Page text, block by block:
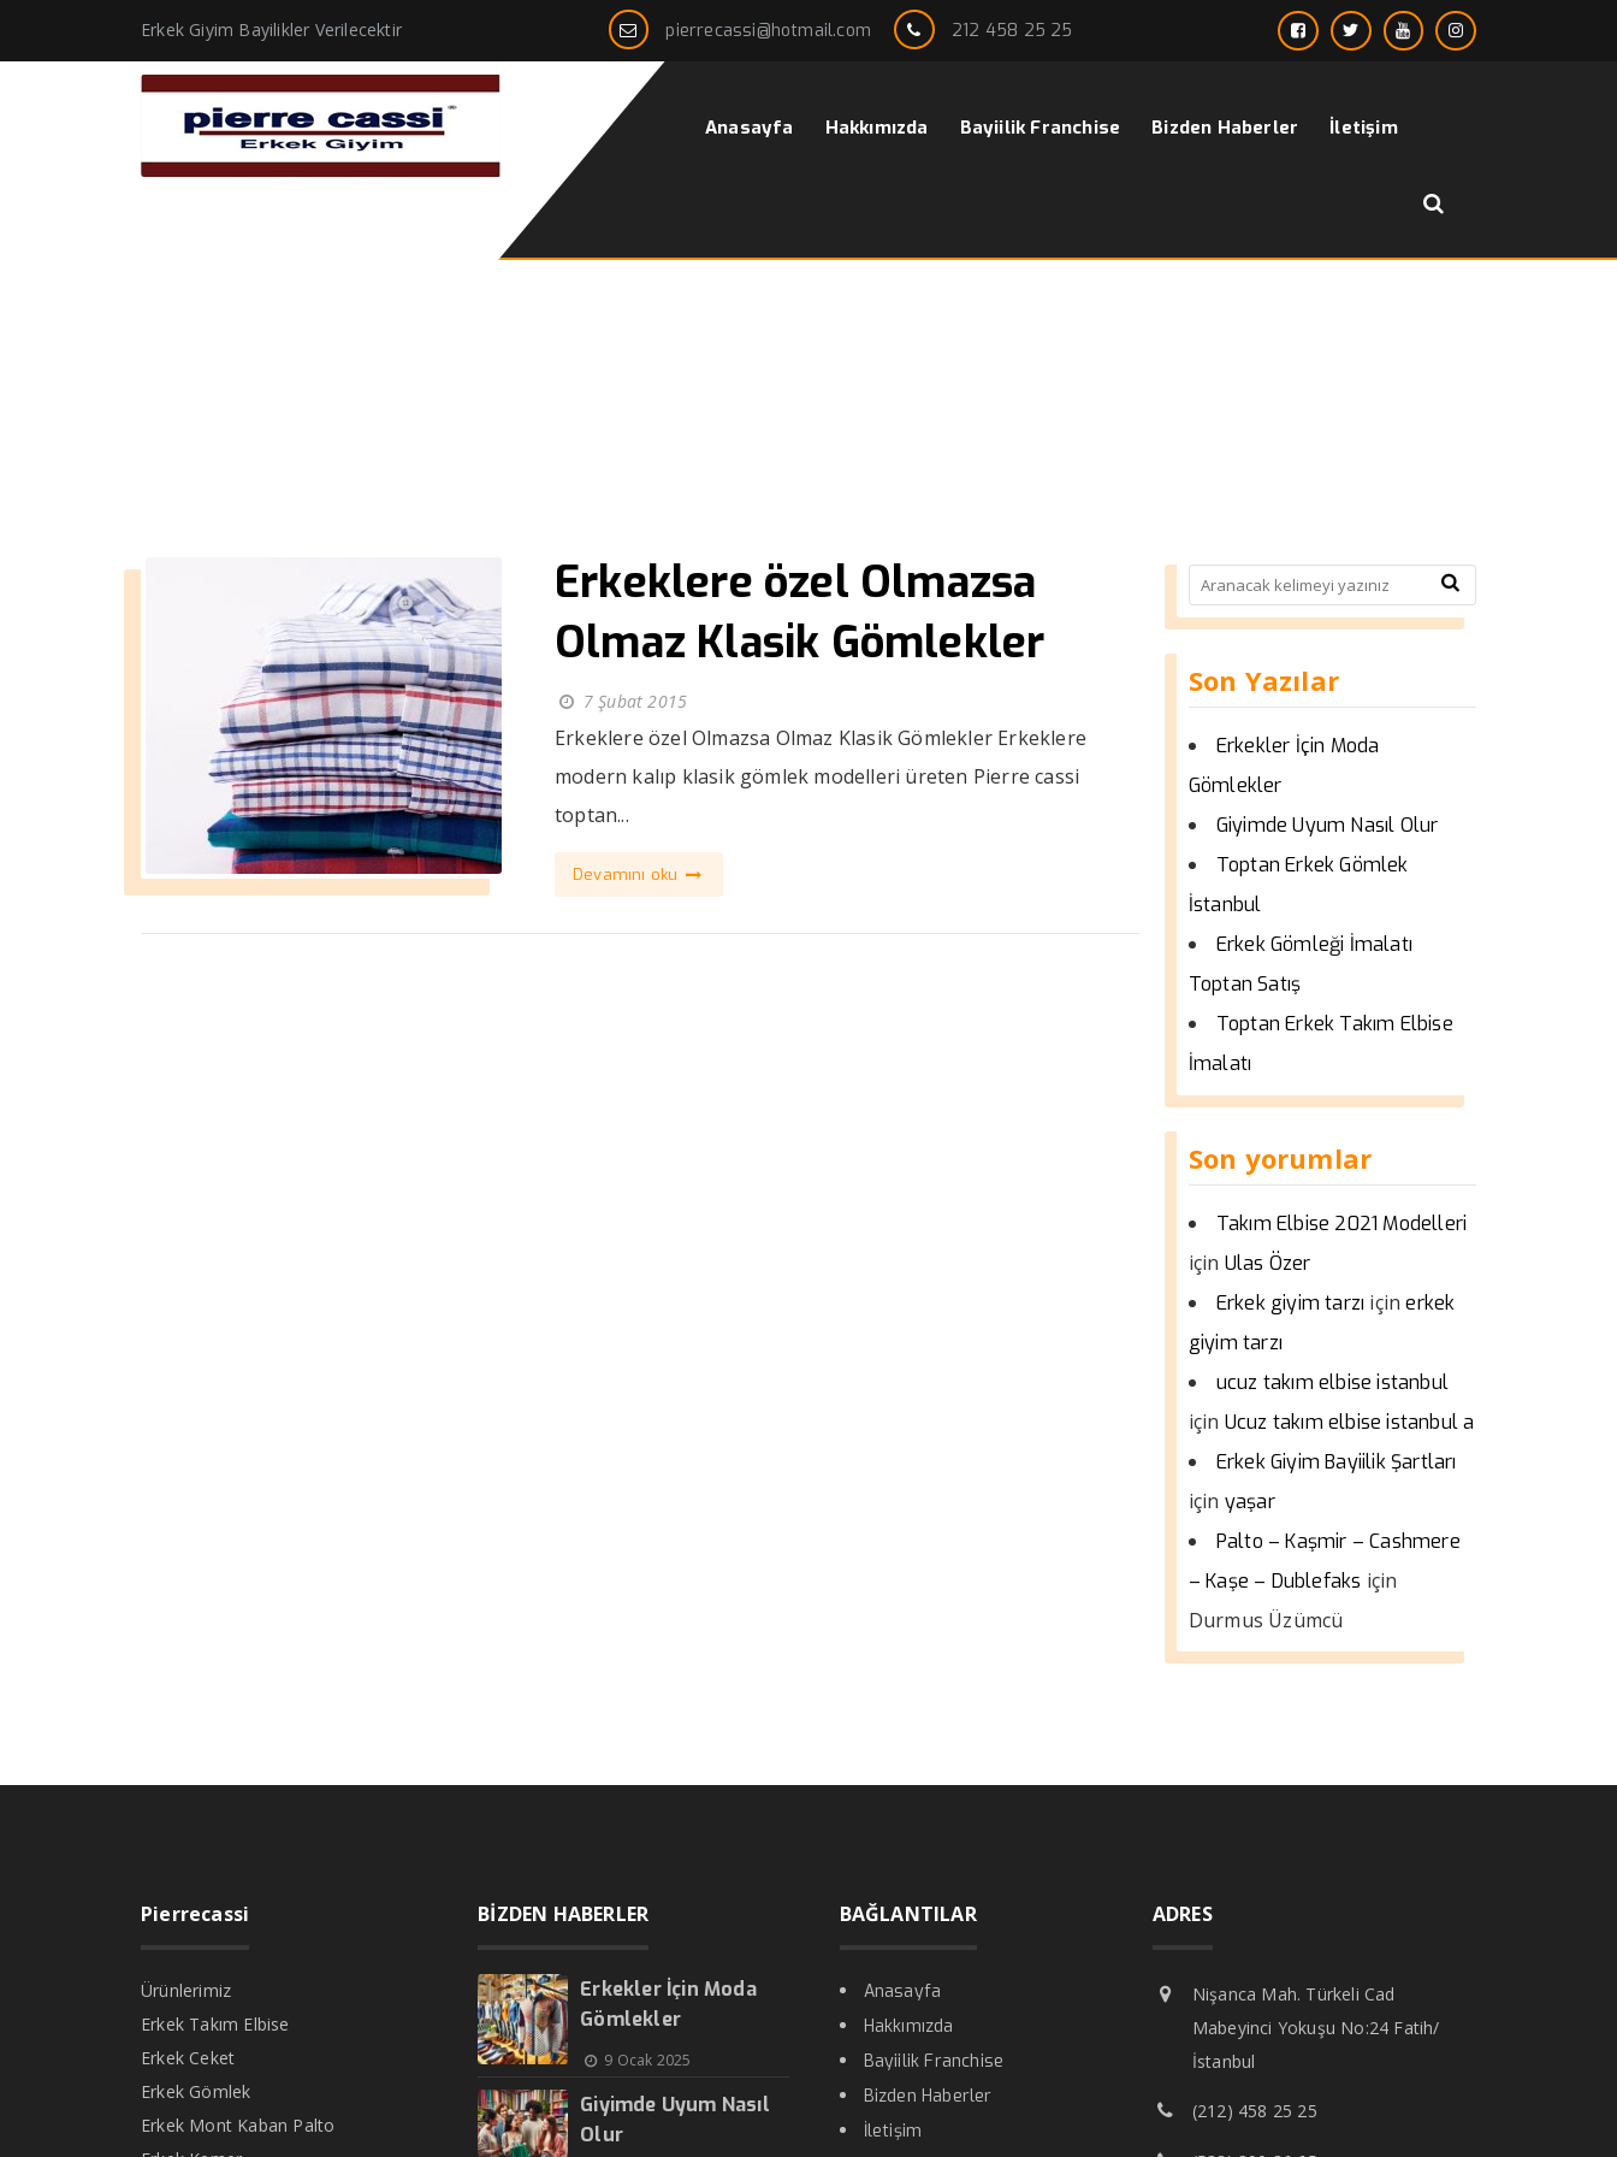
Erkek Giyim Bayilikler Verilecektir pierrecassi@hotmail.com 212 458 25 25
Anasayfa Hakkımızda Bayiilik Franchise Bizden Haberler İletişim
Erkeklere özel Olmazsa
Olmaz Klasik Gömlekler
7 Şubat 2015
Erkeklere özel Olmazsa Olmaz Klasik Gömlekler Erkeklere
modern kalıp klasik gömlek modelleri üreten Pierre cassi
toptan...
Devamını oku
Son Yazılar
Erkekler İçin Moda
Gömlekler
Giyimde Uyum Nasıl Olur
Toptan Erkek Gömlek
İstanbul
Erkek Gömleği İmalatı
Toptan Satış
Toptan Erkek Takım Elbise
İmalatı
Son yorumlar
Takım Elbise 2021 Modelleri
için Ulas Özer
Erkek giyim tarzı içinerkek
giyim tarzı
ucuz takım elbise istanbul
için Ucuz takım elbise istanbul a
Erkek Giyim Bayiilik Şartları
için yaşar
Palto – Kaşmir – Cashmere
– Kaşe – Dublefaks için
Durmus Üzümcü
Pierrecassi
Ürünlerimiz
Erkek Takım Elbise
Erkek Ceket
Erkek Gömlek
Erkek Mont Kaban Palto
BİZDEN HABERLER
Erkekler İçin Moda
Gömlekler
9 Ocak 2025
Giyimde Uyum Nasıl
Olur
BAĞLANTILAR
Anasayfa
Hakkımızda
Bayiilik Franchise
Bizden Haberler
İletişim
ADRES
Nişanca Mah. Türkeli Cad
Mabeyinci Yokuşu No:24 Fatih/
İstanbul
(212) 458 25 25